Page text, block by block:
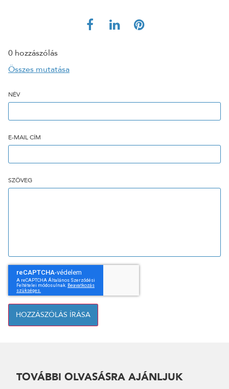
0 hozzászólás
Összes mutatása
NÉV
E-MAIL CÍM
SZÖVEG
HOZZÁSZÓLÁS ÍRÁSA
TOVÁBBI OLVASÁSRA AJÁNLJUK